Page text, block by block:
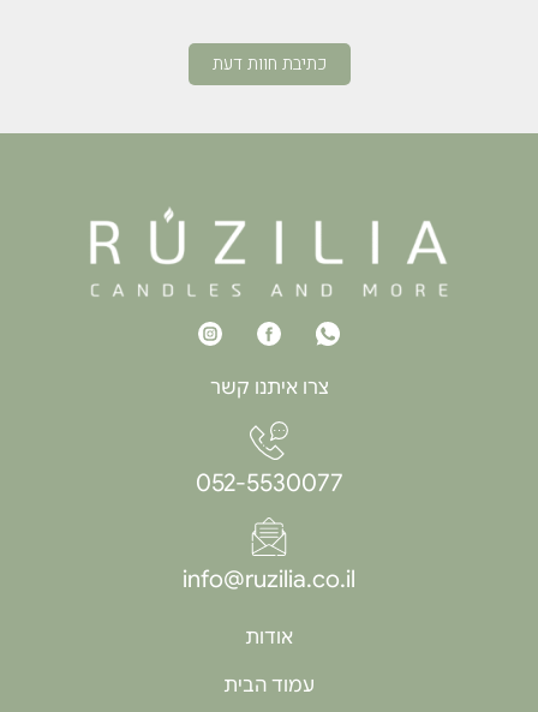
כתיבת חוות דעת
צרו איתנו קשר
052-5530077
info@ruzilia.co.il
אודות
עמוד הבית